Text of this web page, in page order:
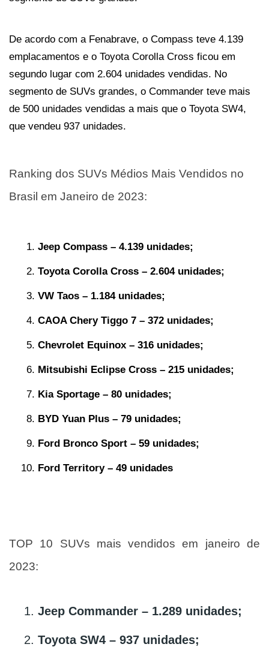
De acordo com a Fenabrave, o Compass teve 4.139
emplacamentos e o Toyota Corolla Cross ficou em
segundo lugar com 2.604 unidades vendidas. No
segmento de SUVs grandes, o Commander teve mais
de 500 unidades vendidas a mais que o Toyota SW4,
que vendeu 937 unidades.
Ranking dos SUVs Médios Mais Vendidos no
Brasil em Janeiro de 2023:
Jeep Compass – 4.139 unidades;
Toyota Corolla Cross – 2.604 unidades;
VW Taos – 1.184 unidades;
CAOA Chery Tiggo 7 – 372 unidades;
Chevrolet Equinox – 316 unidades;
Mitsubishi Eclipse Cross – 215 unidades;
Kia Sportage – 80 unidades;
BYD Yuan Plus – 79 unidades;
Ford Bronco Sport – 59 unidades;
Ford Territory – 49 unidades
TOP 10 SUVs mais vendidos em janeiro de
2023:
Jeep Commander – 1.289 unidades;
Toyota SW4 – 937 unidades;